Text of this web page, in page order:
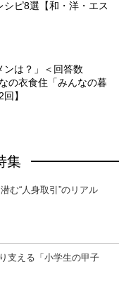
シピ8選【和・洋・エス
ンは？」＜回答数
の衣食住「みんなの暮
】
集
む“人身取引”のリアル
支える「小学生の甲子